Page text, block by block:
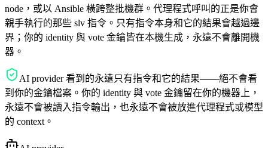
node，或以 Ansible 橫跨整批機群。代理程式呼叫的正是你會
親手執行的那些 slv 指令。只有指令本身和它的結果會越過邊
界；你的 identity 與 vote 金鑰皆在本機生成，永遠不會離開機
器。
AI provider 看到的永遠只有指令和它的結果——絕不會看
到你的金鑰檔案。你的 identity 與 vote 金鑰留在你的機器上，
永遠不會被讀入指令輸出，也永遠不會被放進代理程式或模型
的 context。